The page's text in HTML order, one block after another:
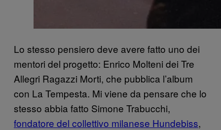
Lo stesso pensiero deve avere fatto uno dei
mentori del progetto: Enrico Molteni dei Tre
Allegri Ragazzi Morti, che pubblica l’album
con La Tempesta. Mi viene da pensare che lo
stesso abbia fatto Simone Trabucchi,
fondatore del collettivo milanese Hundebiss,